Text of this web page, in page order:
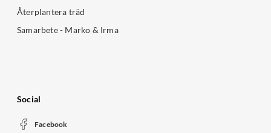
Återplantera träd
Samarbete - Marko & Irma
Social
Facebook